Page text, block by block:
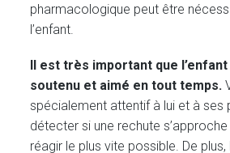
pharmacologique peut être
l’enfant.
Il est très important que
soutenu et aimé en tout temps.
spécialement attentif à lui et à ses
détecter si une rechute
réagir le plus vite possible. De